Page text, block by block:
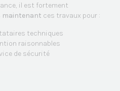
il est fortement
maintenant ces travaux pour :
techniques
raisonnables
de sécurité